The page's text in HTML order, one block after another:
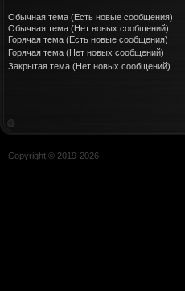
Обычная тема (Есть новые сообщения)
Обычная тема (Нет новых сообщений)
Горячая тема (Есть новые сообщения)
Горячая тема (Нет новых сообщений)
Закрытая тема (Нет новых сообщений)
Copyright © 2019-2026